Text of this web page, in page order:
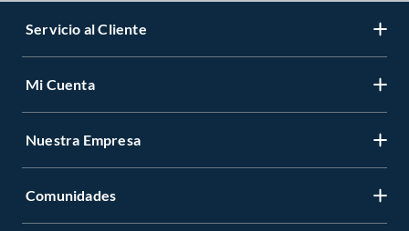
Servicio al Cliente
Mi Cuenta
Nuestra Empresa
Comunidades